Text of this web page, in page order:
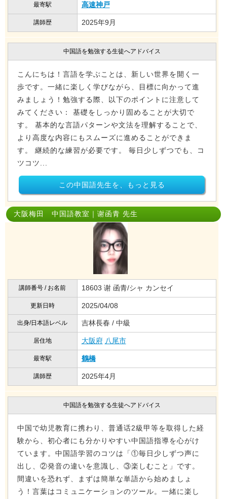
最寄駅 高速神戸
講師歴 2025年9月
中国語を勉強する生徒へアドバイス
こんにちは！言語を学ぶことは、新しい世界を開く一
歩です。一緒に楽しく学びながら、目標に向かって進
みましょう！ ​勉強する際、以下のポイントに注意して
みてください： 基礎をしっかり固めることが大切で
す。 基本的な言語パターンや文法を理解することで、
より高度な内容にもスムーズに進めることができま
す。 継続的な練習が必要です。 毎日少しずつでも、コ
ツコツ...
この中国語先生を、もっと見る
大阪梅田 中国語教室｜谢函青 先生
講師番号 / お名前 18603 谢 函青/シャ カンセイ
更新日時 2025/04/08
出身/日本語レベル 吉林長春 / 中級
居住地 大阪府 八尾市
最寄駅 鶴橋
講師歴 2025年4月
中国語を勉強する生徒へアドバイス
中国で幼児教育に携わり、普通话2級甲等を取得した経
験から、初心者にも分かりやすい中国語指導を心がけ
ています。中国語学習のコツは「①毎日少しずつ声に
出し、②発音の違いを意識し、③楽しむこと」です。
間違いを恐れず、まずは簡単な単語から始めましょ
う！言葉はコミュニケーションのツール。一緒に楽し